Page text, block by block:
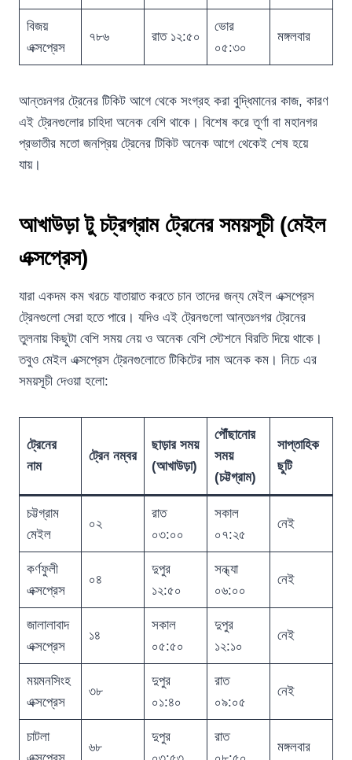
বিজয়
এক্সপ্রেস
৭৮৬ রাত ১২:৫০
ভোর
০৫:৩০
মঙ্গলবার
আন্তঃনগর ট্রেনের টিকিট আগে থেকে সংগ্রহ করা বুদ্ধিমানের কাজ, কারণ
এই ট্রেনগুলোর চাহিদা অনেক বেশি থাকে। বিশেষ করে তূর্ণা বা মহানগর
প্রভাতীর মতো জনপ্রিয় ট্রেনের টিকিট অনেক আগে থেকেই শেষ হয়ে
যায়।
আখাউড়া টু চট্রগ্রাম ট্রেনের সময়সূচী (মেইল
এক্সপ্রেস)
যারা একদম কম খরচে যাতায়াত করতে চান তাদের জন্য মেইল এক্সপ্রেস
ট্রেনগুলো সেরা হতে পারে। যদিও এই ট্রেনগুলো আন্তঃনগর ট্রেনের
তুলনায় কিছুটা বেশি সময় নেয় ও অনেক বেশি স্টেশনে বিরতি দিয়ে থাকে।
তবুও মেইল এক্সপ্রেস ট্রেনগুলোতে টিকিটের দাম অনেক কম। নিচে এর
সময়সূচী দেওয়া হলো:
ট্রেনের
নাম
ট্রেন নম্বর
ছাড়ার সময়
(আখাউড়া)
পৌঁছানোর
সময়
(চট্টগ্রাম)
সাপ্তাহিক
ছুটি
চট্টগ্রাম
মেইল
০২
রাত
০৩:০০
সকাল
০৭:২৫
নেই
কর্ণফুলী
এক্সপ্রেস
০৪
দুপুর
১২:৫০
সন্ধ্যা
০৬:০০
নেই
জালালাবাদ
এক্সপ্রেস
১৪
সকাল
০৫:৫০
দুপুর
১২:১০
নেই
ময়মনসিংহ
এক্সপ্রেস
৩৮
দুপুর
০১:৪০
রাত
০৯:০৫
নেই
চাটলা
৬৮
দুপুর
রাত
মঙ্গলবার